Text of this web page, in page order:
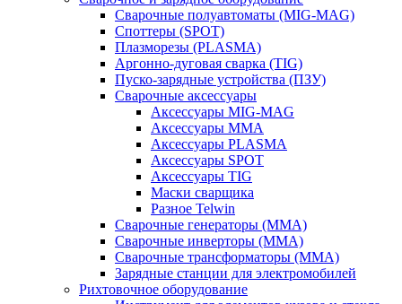
Сварочные полуавтоматы (MIG-MAG)
Споттеры (SPOT)
Плазморезы (PLASMA)
Аргонно-дуговая сварка (TIG)
Пуско-зарядные устройства (ПЗУ)
Сварочные аксессуары
Аксессуары MIG-MAG
Аксессуары MMA
Аксессуары PLASMA
Аксессуары SPOT
Аксессуары TIG
Маски сварщика
Разное Telwin
Сварочные генераторы (MMA)
Сварочные инверторы (MMA)
Сварочные трансформаторы (MMA)
Зарядные станции для электромобилей
Рихтовочное оборудование